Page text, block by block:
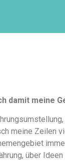
damit meine
meine Zeilen
über